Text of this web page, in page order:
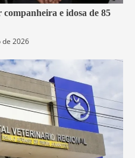
e idosa de 85
de 2026